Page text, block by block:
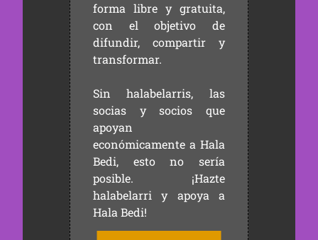
forma libre y gratuita,
con el objetivo de
difundir, compartir y
transformar.
Sin halabelarris, las
socias y socios que
apoyan
económicamente a Hala
Bedi, esto no sería
posible. ¡Hazte
halabelarri y apoya a
Hala Bedi!